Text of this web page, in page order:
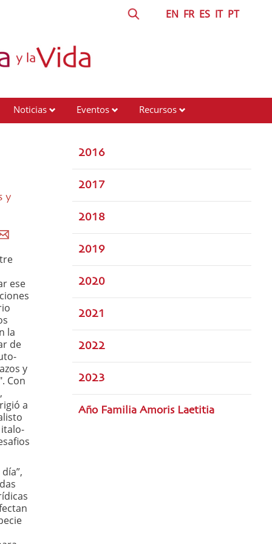
EN FR ES IT PT
Noticias Eventos
Recursos
y
ese
la
de
y
Con
a
2016
2017
2018
2019
2020
2021
2022
2023
Año Familia Amoris Laetitia